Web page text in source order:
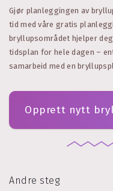
Gjør planleggingen av
tid med våre gratis
bryllupsområdet hjelper
tidsplan for hele dagen –
samarbeid med en
Opprett nytt
Andre steg